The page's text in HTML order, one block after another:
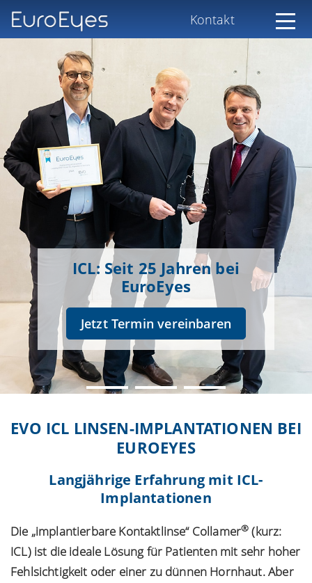
Kontakt
ICL: Seit 25 Jahren bei
EuroEyes
Jetzt Termin vereinbaren
EVO ICL LINSEN-IMPLANTATIONEN BEI
EUROEYES
Langjährige Erfahrung mit ICL-
Implantationen
Die „implantierbare Kontaktlinse“ Collamer® (kurz:
ICL) ist die ideale Lösung für Patienten mit sehr hoher
Fehlsichtigkeit oder einer zu dünnen Hornhaut. Aber